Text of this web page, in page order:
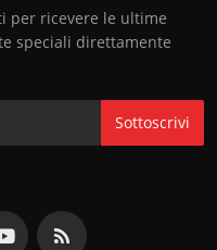
per ricevere le ultime
speciali direttamente
Sottoscrivi